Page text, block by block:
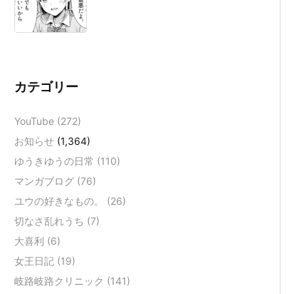
カテゴリー
YouTube (272)
お知らせ (1,364)
ゆうきゆうの日常 (110)
マンガブログ (76)
ユウの好きなもの。 (26)
切なさ乱れうち (7)
大喜利 (6)
女王日記 (19)
岐路岐路クリニック (141)